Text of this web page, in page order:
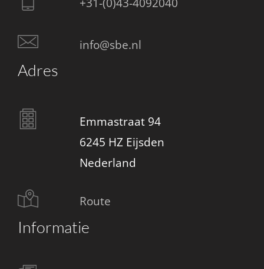
+31-(0)43-4092040
info@sbe.nl
Adres
Emmastraat 94
6245 HZ Eijsden
Nederland
Route
Informatie